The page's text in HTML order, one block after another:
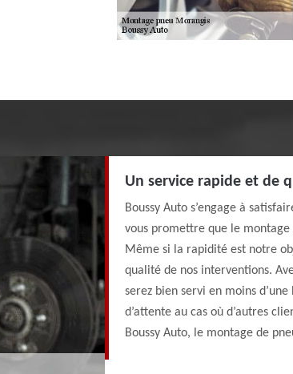
Un service rapide et de
Boussy Auto s’engage à
vous promettre que le
Même si la rapidité est notre
qualité de nos interventions.
serez bien servi en moins
d’attente au cas où d’autres
Boussy Auto, le montage de